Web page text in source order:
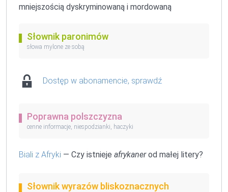
mniejszością dyskryminowaną i mordowaną
Słownik paronimów
słowa mylone ze sobą
Dostęp w abonamencie, sprawdź
Poprawna polszczyzna
cenne informacje, niespodzianki, haczyki
Biali z Afryki — Czy istnieje afrykanerod małej litery?
Słownik wyrazów bliskoznacznych